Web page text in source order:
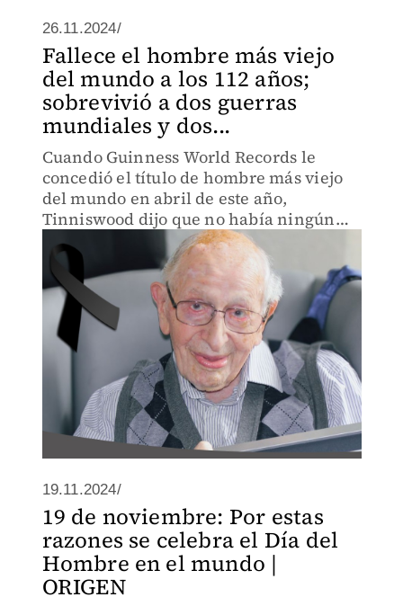
26.11.2024/
Fallece el hombre más viejo
del mundo a los 112 años;
sobrevivió a dos guerras
mundiales y dos...
Cuando Guinness World Records le
concedió el título de hombre más viejo
del mundo en abril de este año,
Tinniswood dijo que no había ningún
gran secreto en su longevidad, "solo
suerte".
19.11.2024/
19 de noviembre: Por estas
razones se celebra el Día del
Hombre en el mundo |
ORIGEN